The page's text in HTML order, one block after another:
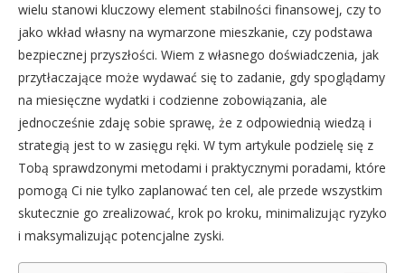
wielu stanowi kluczowy element stabilności finansowej, czy to
jako wkład własny na wymarzone mieszkanie, czy podstawa
bezpiecznej przyszłości. Wiem z własnego doświadczenia, jak
przytłaczające może wydawać się to zadanie, gdy spoglądamy
na miesięczne wydatki i codzienne zobowiązania, ale
jednocześnie zdaję sobie sprawę, że z odpowiednią wiedzą i
strategią jest to w zasięgu ręki. W tym artykule podzielę się z
Tobą sprawdzonymi metodami i praktycznymi poradami, które
pomogą Ci nie tylko zaplanować ten cel, ale przede wszystkim
skutecznie go zrealizować, krok po kroku, minimalizując ryzyko
i maksymalizując potencjalne zyski.